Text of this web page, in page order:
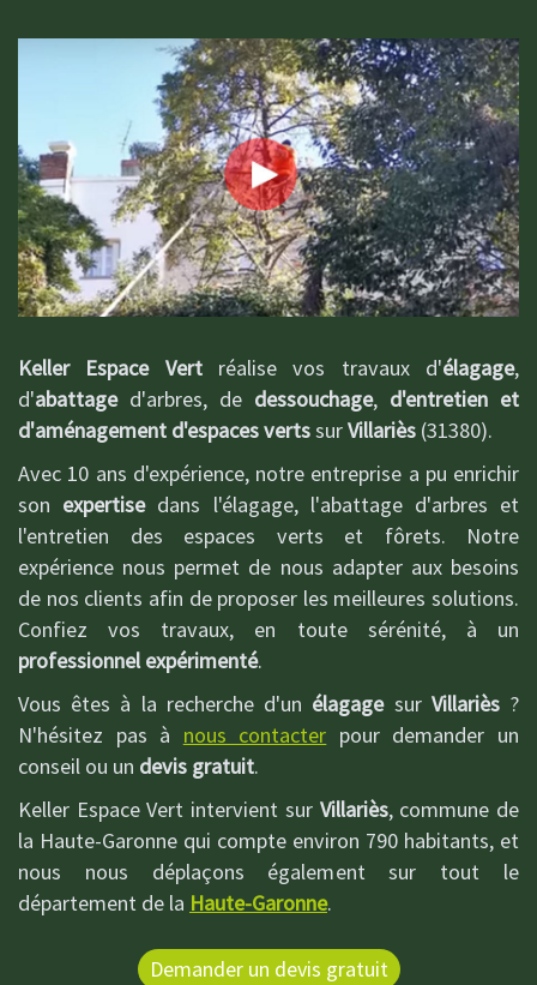
Keller Espace Vertréalise vos travaux d'élagage,
d'abattaged'arbres, de dessouchage, d'entretien et
d'aménagement d'espaces vertssurVillariès (31380).
Avec 10 ans d'expérience, notre entreprise a pu enrichir
son expertisedans l'élagage, l'abattage d'arbres et
l'entretien des espaces verts et fôrets. Notre
expérience nous permet de nous adapter aux besoins
de nos clients afin de proposer les meilleures solutions.
Confiez vos travaux, en toute sérénité, à un
professionnel expérimenté.
Vous êtes à la recherche d'un élagagesur Villariès?
N'hésitez pas à nous contacter pour demander un
conseil ou un devis gratuit.
Keller Espace Vert intervient sur Villariès, commune de
la Haute-Garonne qui compte environ 790 habitants, et
nous nous déplaçons également sur tout le
département de la Haute-Garonne.
Demander un devis gratuit